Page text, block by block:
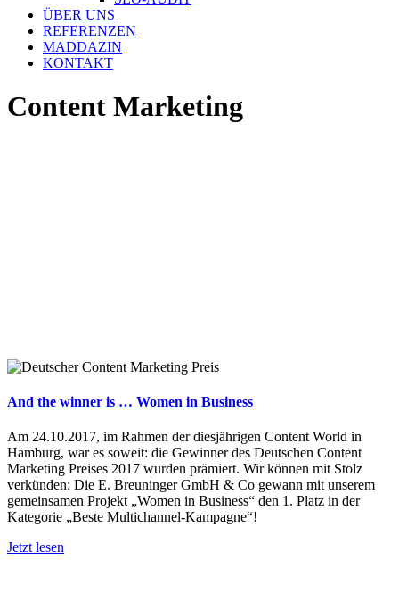
ÜBER UNS
REFERENZEN
MADDAZIN
KONTAKT
Content Marketing
And the winner is … Women in Business
Am 24.10.2017, im Rahmen der diesjährigen Content World in
Hamburg, war es soweit: die Gewinner des Deutschen Content
Marketing Preises 2017 wurden prämiert. Wir können mit Stolz
verkünden: Die E. Breuninger GmbH & Co gewann mit unserem
gemeinsamen Projekt „Women in Business“ den 1. Platz in der
Kategorie „Beste Multichannel-Kampagne“!
Jetzt lesen